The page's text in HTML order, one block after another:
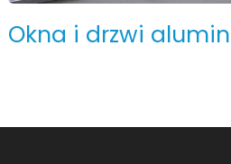
Okna i drzwi